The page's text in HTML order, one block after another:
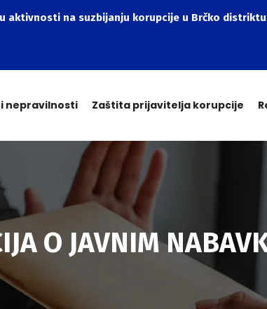
aktivnosti na suzbijanju korupcije u Brčko distriktu
nepravilnosti Zaštita prijavitelja korupcije
O JAVNIM